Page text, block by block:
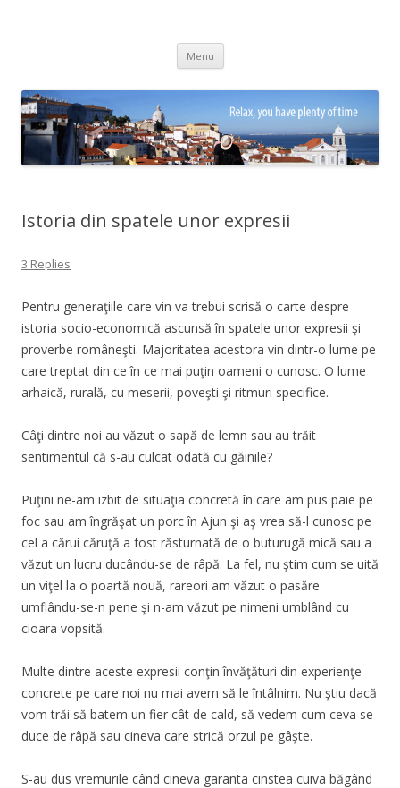
Menu Skip
content
Istoria din spatele unor expresii
3 Replies
Pentru generaţiile care vin va trebui scrisă o carte despre
istoria socio-economică ascunsă în spatele unor expresii şi
proverbe româneşti. Majoritatea acestora vin dintr-o lume pe
care treptat din ce în ce mai puţin oameni o cunosc. O lume
arhaică, rurală, cu meserii, poveşti şi ritmuri specifice.
Câţi dintre noi au văzut o sapă de lemn sau au trăit
sentimentul că s-au culcat odată cu găinile?
Puţini ne-am izbit de situaţia concretă în care am pus paie pe
foc sau am îngrăşat un porc în Ajun şi aş vrea să-l cunosc pe
cel a cărui căruţă a fost răsturnată de o buturugă mică sau a
văzut un lucru ducându-se de râpă. La fel, nu ştim cum se uită
un viţel la o poartă nouă, rareori am văzut o pasăre
umflându-se-n pene şi n-am văzut pe nimeni umblând cu
cioara vopsită.
Multe dintre aceste expresii conţin învăţături din experienţe
concrete pe care noi nu mai avem să le întâlnim. Nu ştiu dacă
vom trăi să batem un fier cât de cald, să vedem cum ceva se
duce de râpă sau cineva care strică orzul pe gâşte.
S-au dus vremurile când cineva garanta cinstea cuiva băgând